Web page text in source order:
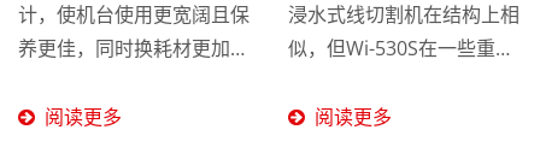
计，使机台使用更宽阔且保
养更佳，同时换耗材更加便
型可以处理相对较大和重的
阅读更多
浸水式线切割机在结构上相
似，但Wi-530S在一些重要
载重和工作台尺寸。这意味
阅读更多